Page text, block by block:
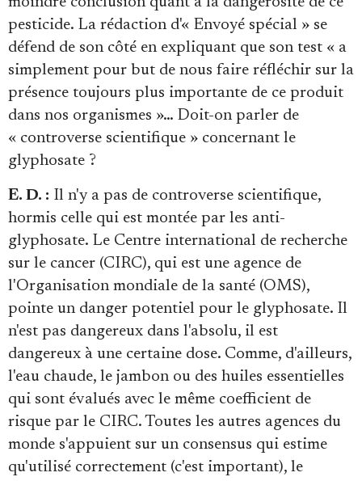
pesticide. La rédaction d'« Envoyé spécial » se
défend de son côté en expliquant que son test « a
simplement pour but de nous faire réfléchir sur la
présence toujours plus importante de ce produit
dans nos organismes »… Doit-on parler de
« controverse scientifique » concernant le
glyphosate ?
E. D. : Il n'y a pas de controverse scientifique,
hormis celle qui est montée par les anti-
glyphosate. Le Centre international de recherche
sur le cancer (CIRC), qui est une agence de
l'Organisation mondiale de la santé (OMS),
pointe un danger potentiel pour le glyphosate. Il
n'est pas dangereux dans l'absolu, il est
dangereux à une certaine dose. Comme, d'ailleurs,
l'eau chaude, le jambon ou des huiles essentielles
qui sont évalués avec le même coefficient de
risque par le CIRC. Toutes les autres agences du
monde s'appuient sur un consensus qui estime
qu'utilisé correctement (c'est important), le